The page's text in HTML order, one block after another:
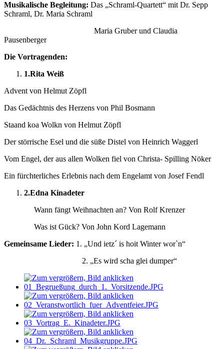
Musikalische Begleitung: Das „Schraml-Quartett“ mit Dr. Sepp
Schraml, Dr. Maria Schraml
Maria Gruber und Claudia
Pausenberger
Die Vortragenden:
1.Rita Weiß
Advent von Helmut Zöpfl
Das Gedächtnis des Herzens von Phil Bosmann
Staand koa Wolkn von Helmut Zöpfl
Der störrische Esel und die süße Distel von Heinrich Waggerl
Vom Engel, der aus allen Wolken fiel von Christa- Spilling Nöker
Ein fürchterliches Erlebnis nach dem Engelamt von Josef Fendl
2.Edna Kinadeter
Wann fängt Weihnachten an? Von Rolf Krenzer
Was ist Gück? Von John Kord Lagemann
Gemeinsame Lieder: 1. „Und ietz´ is hoit Winter wor`n“
2. „Es wird scha glei dumper“